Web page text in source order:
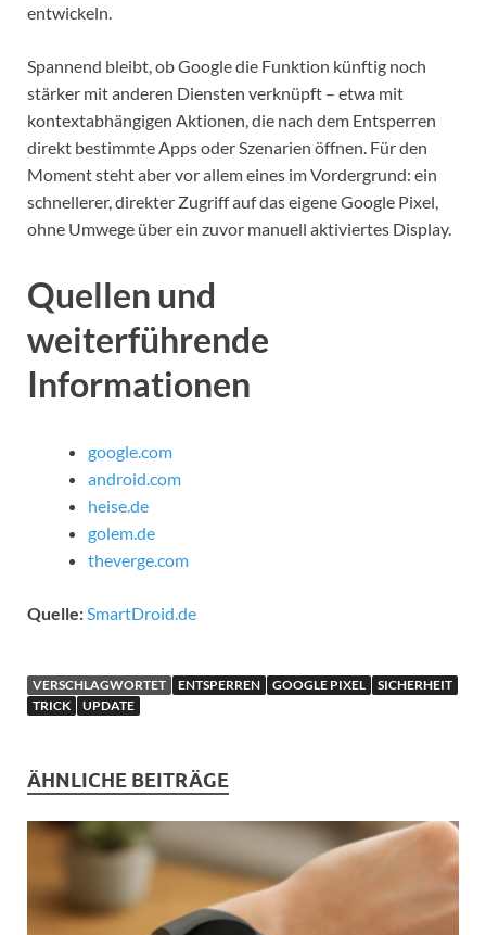
entwickeln.
Spannend bleibt, ob Google die Funktion künftig noch
stärker mit anderen Diensten verknüpft – etwa mit
kontextabhängigen Aktionen, die nach dem Entsperren
direkt bestimmte Apps oder Szenarien öffnen. Für den
Moment steht aber vor allem eines im Vordergrund: ein
schnellerer, direkter Zugriff auf das eigene Google Pixel,
ohne Umwege über ein zuvor manuell aktiviertes Display.
Quellen und
weiterführende
Informationen
google.com
android.com
heise.de
golem.de
theverge.com
Quelle:SmartDroid.de
VERSCHLAGWORTET ENTSPERREN GOOGLE PIXEL
SICHERHEIT
TRICK
UPDATE
ÄHNLICHE BEITRÄGE